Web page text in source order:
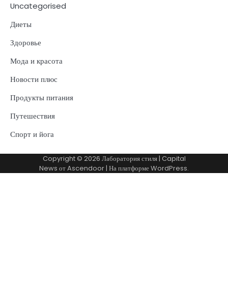
Uncategorised
Диеты
Здоровье
Мода и красота
Новости плюс
Продукты питания
Путешествия
Спорт и йога
Copyright © 2026 Лаборатория стиля| Capital
News отAscendoor | На платформеWordPress.